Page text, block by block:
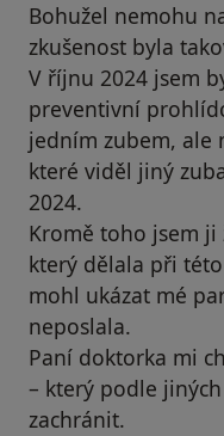
Bohužel nemohu
zkušenost byla
V říjnu 2024 jsem
preventivní
jedním zubem, ale
které viděl jiný
2024.
Kromě toho jsem
který dělala při
mohl ukázat mé
neposlala.
Paní doktorka mi
– který podle
zachránit.